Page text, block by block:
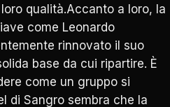
qualità.Accanto a loro, la
come Leonardo
rinnovato il suo
base da cui ripartire. È
come un gruppo si
di Sangro sembra che la